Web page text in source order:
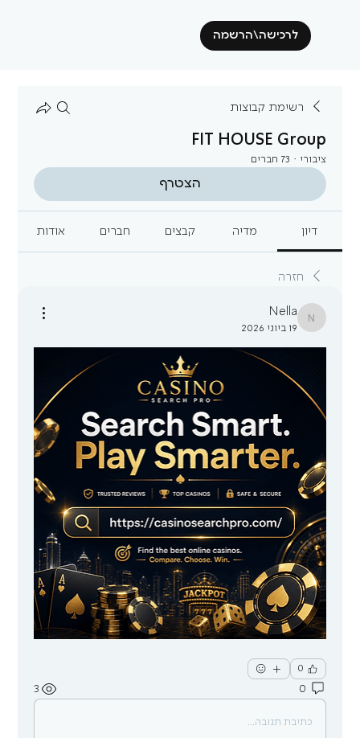
לרכישה\הרשמה
רשימת קבוצות
FIT HOUSE Group
ציבורי · 73 חברים
הצטרף
דיון מדיה קבצים חברים אודות
חזרה
Nella
Nella
19 ביוני 2026
0
0
3
כתיבת תגובה...